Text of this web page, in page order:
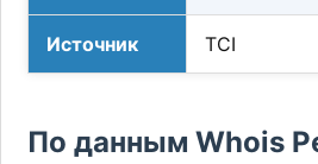
Источник TCI
По данным Whois